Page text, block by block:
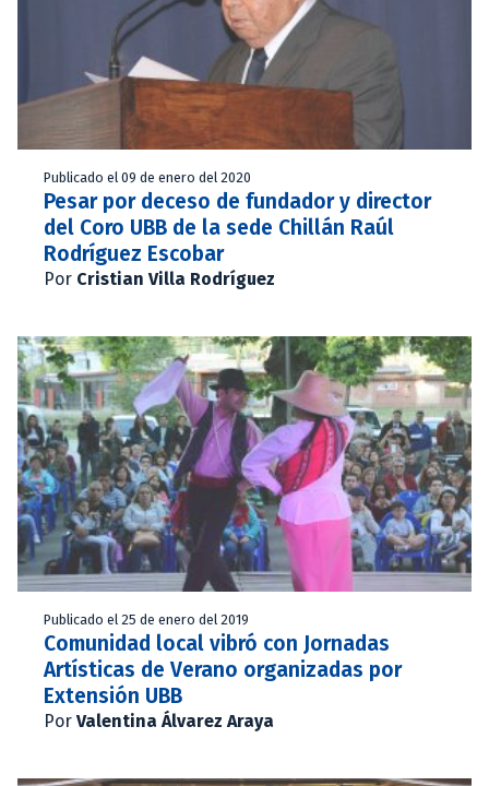
Publicado el 09 de enero del 2020
Pesar por deceso de fundador y director
del Coro UBB de la sede Chillán Raúl
Rodríguez Escobar
Por Cristian Villa Rodríguez
Publicado el 25 de enero del 2019
Comunidad local vibró con Jornadas
Artísticas de Verano organizadas por
Extensión UBB
Por Valentina Álvarez Araya